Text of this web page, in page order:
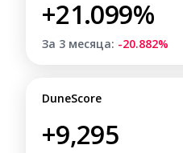
+21.099%
За 3 месяца: -20.882%
DuneScore
+9,295